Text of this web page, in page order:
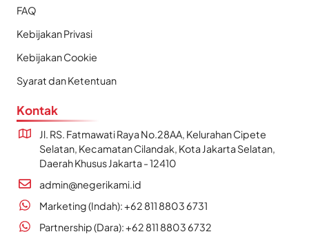
FAQ
Kebijakan Privasi
Kebijakan Cookie
Syarat dan Ketentuan
Kontak
Jl. RS. Fatmawati Raya No.28AA, Kelurahan Cipete
Selatan, Kecamatan Cilandak, Kota Jakarta Selatan,
Daerah Khusus Jakarta - 12410
admin@negerikami.id
Marketing (Indah): +62 811 8803 6731
Partnership (Dara): +62 811 8803 6732